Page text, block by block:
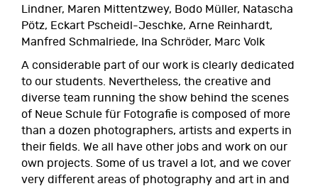
Lindner, Maren Mittentzwey, Bodo Müller, Natascha
Pötz, Eckart Pscheidl-Jeschke, Arne Reinhardt,
Manfred Schmalriede, Ina Schröder, Marc Volk
A considerable part of our work is clearly dedicated
to our students. Nevertheless, the creative and
diverse team running the show behind the scenes
of Neue Schule für Fotografie is composed of more
than a dozen photographers, artists and experts in
their fields. We all have other jobs and work on our
own projects. Some of us travel a lot, and we cover
very different areas of photography and art in and